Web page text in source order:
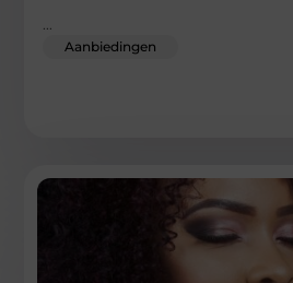
Aanbiedingen